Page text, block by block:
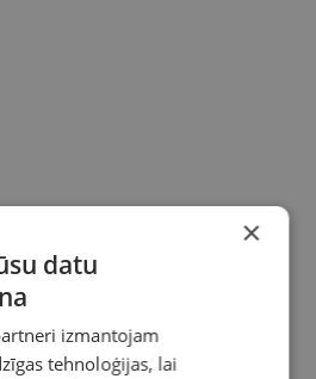
×
datu
izmantojam
tehnoloģijas, lai